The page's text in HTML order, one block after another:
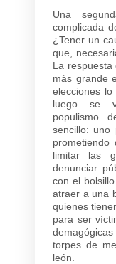
Una
complicada
¿Tener un
que,
La
más grande
elecciones
luego se
populismo
sencillo: uno
limitar las
denunciar
con el
atraer a una
quienes
para ser
torpes de
león.